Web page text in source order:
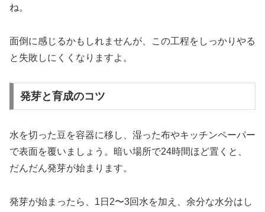
ね。
面倒に感じるかもしれませんが、この工程をしっかりやる
と失敗しにくくなりますよ。
発芽と育成のコツ
水を切った豆を容器に移し、湿った布やキッチンペーパー
で表面を覆いましょう。暗い場所で24時間ほど置くと、
だんだん発芽が始まります。
発芽が始まったら、1日2〜3回水を加え、余分な水分はし